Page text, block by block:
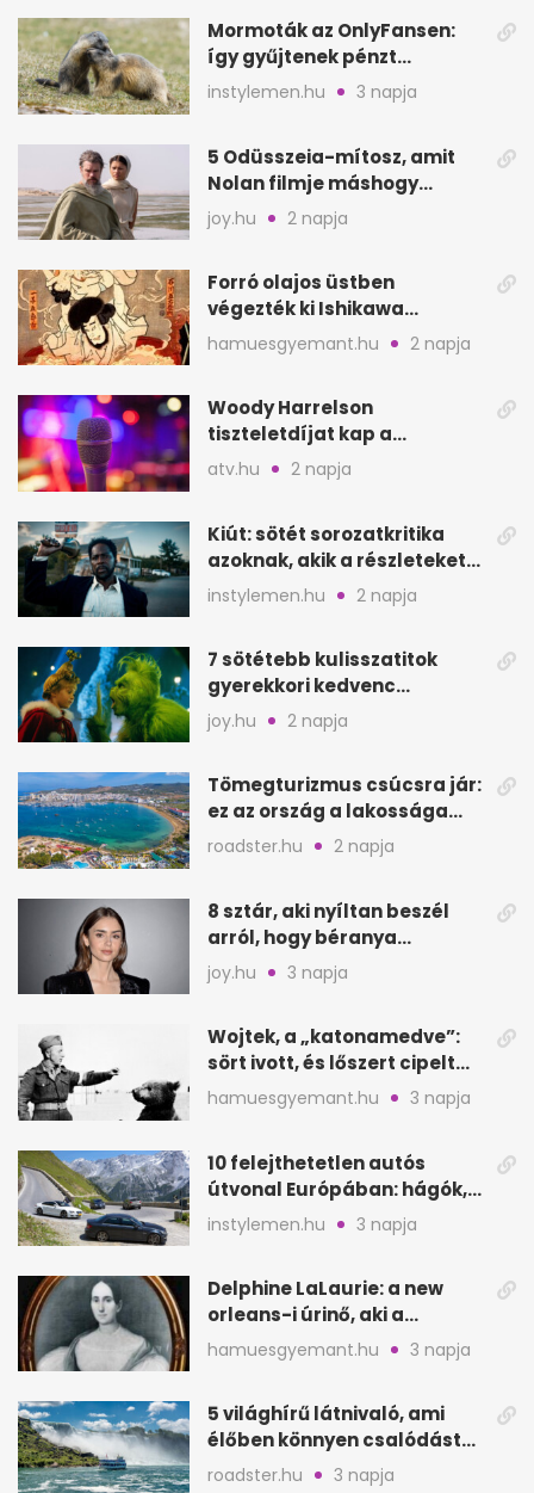
Mormoták az OnlyFansen:
így gyűjtenek pénzt
amerikai kutatók
instylemen.hu 3 napja
5 Odüsszeia-mítosz, amit
Nolan filmje máshogy
mutat, mint Homérosz
joy.hu 2 napja
Forró olajos üstben
végezték ki Ishikawa
Goemont, Japán Robin
Hoodját
hamuesgyemant.hu 2 napja
Woody Harrelson
tiszteletdíjat kap a
Szarajevói Filmfesztiválon
atv.hu 2 napja
Kiút: sötét sorozatkritika
azoknak, akik a részleteket
keresik
instylemen.hu 2 napja
7 sötétebb kulisszatitok
gyerekkori kedvenc
filmjeinkről a Joy szerint
joy.hu 2 napja
Tömegturizmus csúcsra jár:
ez az ország a lakossága
kétszeresét fogadja
roadster.hu 2 napja
8 sztár, aki nyíltan beszél
arról, hogy béranya
segítette a családalapítást
joy.hu 3 napja
Wojtek, a „katonamedve”:
sört ivott, és lőszert cipelt
Monte Cassinónál
hamuesgyemant.hu 3 napja
10 felejthetetlen autós
útvonal Európában: hágók,
partok, fjordok
instylemen.hu 3 napja
Delphine LaLaurie: a new
orleans-i úrinő, aki a
padláson kínzott
hamuesgyemant.hu 3 napja
5 világhírű látnivaló, ami
élőben könnyen csalódást
okozhat
roadster.hu 3 napja